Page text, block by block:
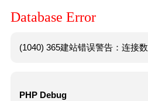
Database Error
(1040) 365建站错误警告：连接
PHP Debug